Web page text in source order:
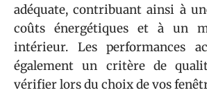
adéquate, contribuant ainsi à
coûts énergétiques et à un
intérieur. Les performances
également un critère de
vérifier lors du choix de vos